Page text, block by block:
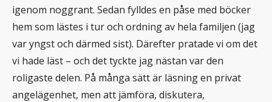
igenom noggrant. Sedan fylldes en påse med böcker
hem som lästes i tur och ordning av hela familjen (jag
var yngst och därmed sist). Därefter pratade vi om det
vi hade läst – och det tyckte jag nästan var den
roligaste delen. På många sätt är läsning en privat
angelägenhet, men att jämföra, diskutera,